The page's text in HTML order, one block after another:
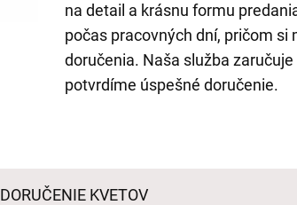
na detail a krásnu formu
počas pracovných dní, pričom si
doručenia. Naša služba
potvrdíme úspešné doručenie.
DORUČENIE KVETOV